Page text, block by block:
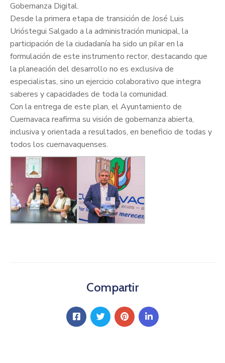
Gobernanza Digital.
Desde la primera etapa de transición de José Luis
Urióstegui Salgado a la administración municipal, la
participación de la ciudadanía ha sido un pilar en la
formulación de este instrumento rector, destacando que
la planeación del desarrollo no es exclusiva de
especialistas, sino un ejercicio colaborativo que integra
saberes y capacidades de toda la comunidad.
Con la entrega de este plan, el Ayuntamiento de
Cuernavaca reafirma su visión de gobernanza abierta,
inclusiva y orientada a resultados, en beneficio de todas y
todos los cuernavaquenses.
Compartir